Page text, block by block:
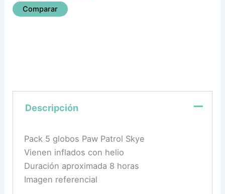
Comparar
Descripción
Pack 5 globos Paw Patrol Skye
Vienen inflados con helio
Duración aproximada 8 horas
Imagen referencial